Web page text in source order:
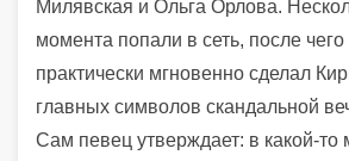
Милявская и Ольга Орлова.
момента попали в сеть, после чего
практически мгновенно сделал
главных символов скандальной
Сам певец утверждает: в какой-то